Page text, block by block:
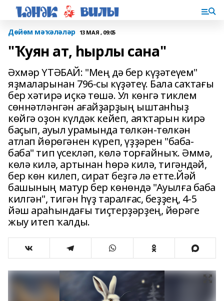
Дөйөм мәҡәләләр 13 МАЯ , 09:05
"Ҡуян ат, һырлы сана"
Әхмәр ҮТӘБАЙ: "Мең дә бер күҙәтеүем"
яҙмаларынан 796-сы күҙәтеү. Бала саҡтағы
бер хәтирә иҫкә төшә. Ул көнгә тиклем
сөннәтләнгән ағайҙарҙың ыштанһыҙ
көйгә оҙон күлдәк кейеп, аяҡтарын кирә
баҫып, ауыл урамында төлкән-төлкән
атлап йөрөгәнен күреп, үҙҙәрен "баба-
баба" тип үсекләп, көлә торғайныҡ. Әммә,
көлә килә, артынан һөрә килә, тигәндәй,
бер көн килеп, сират беҙгә лә етте.Йәй
башының матур бер көнөндә "Ауылға баба
килгән", тигән һүҙ таралғас, беҙҙең, 4-5
йәш араһындағы тиҫтерҙәрҙең, йөрәге
жыу итеп ҡалды.